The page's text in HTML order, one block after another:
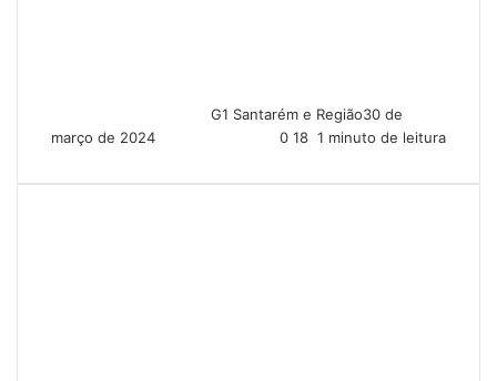
G1 Santarém e Região30 de
março de 2024
0 18 1 minuto de leitura